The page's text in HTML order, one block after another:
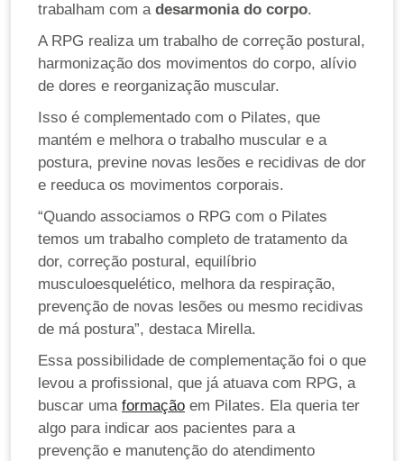
trabalham com a desarmonia do corpo.
A RPG realiza um trabalho de correção postural,
harmonização dos movimentos do corpo, alívio
de dores e reorganização muscular.
Isso é complementado com o Pilates, que
mantém e melhora o trabalho muscular e a
postura, previne novas lesões e recidivas de dor
e reeduca os movimentos corporais.
“Quando associamos o RPG com o Pilates
temos um trabalho completo de tratamento da
dor, correção postural, equilíbrio
musculoesquelético, melhora da respiração,
prevenção de novas lesões ou mesmo recidivas
de má postura”, destaca Mirella.
Essa possibilidade de complementação foi o que
levou a profissional, que já atuava com RPG, a
buscar uma formação em Pilates. Ela queria ter
algo para indicar aos pacientes para a
prevenção e manutenção do atendimento